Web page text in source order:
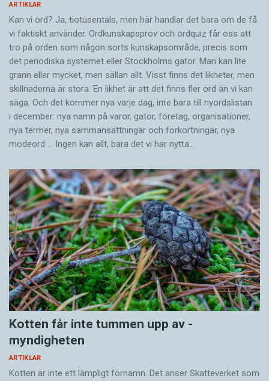
ARTIKLAR
Kan vi ord? Ja, tiotusentals, men här handlar det bara om de få
vi faktiskt använder. Ordkunskapsprov och ordquiz får oss att
tro på orden som någon sorts kunskapsområde, precis som
det periodiska systemet eller Stockholms gator. Man kan lite
grann eller mycket, men sällan allt. Visst finns det likheter, men
skillnaderna är stora. En likhet är att det finns fler ord än vi kan
säga. Och det kommer nya varje dag, inte bara till nyordslistan
i december: nya namn på varor, gator, företag, organisationer,
nya termer, nya samman­sättningar och förkortningar, nya
modeord … Ingen kan allt, bara det vi har nytta…
Kotten får inte tummen upp av ­
myndigheten
ARTIKLAR
Kotten är inte ett lämpligt förnamn. Det anser Skatte­verket som